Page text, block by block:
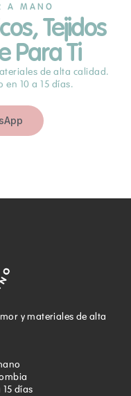
A MANO
Tejidos
Para Ti
de alta calidad.
en 10 a 15 días.
y materiales de alta
días